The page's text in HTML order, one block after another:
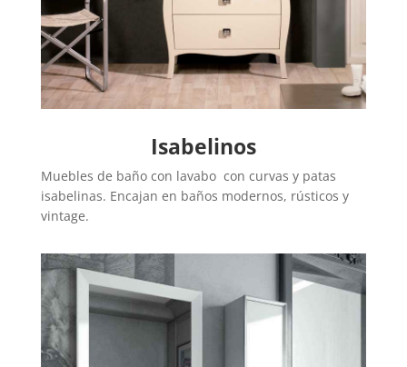
Isabelinos
Muebles de baño con lavabo con curvas y patas
isabelinas. Encajan en baños modernos, rústicos y
vintage.